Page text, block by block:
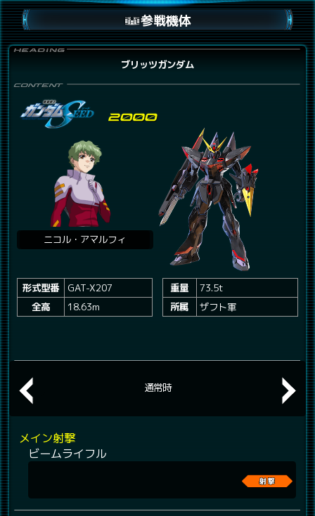
参戦機体
ブリッツガンダム
ニコル・アマルフィ
形式型番
GAT-X207
全高
18.63m
重量
73.5t
所属
ザフト軍
通常時
メイン射撃
ビームライフル